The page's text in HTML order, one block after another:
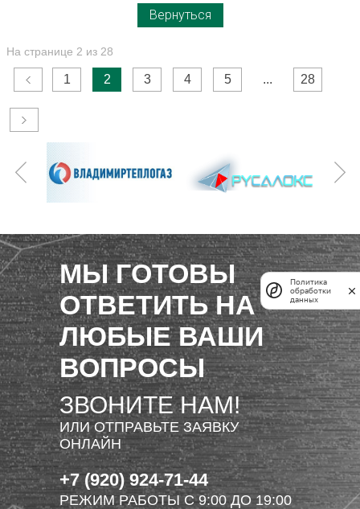
Вернуться
На странице 2 из 28
1 2 3 4 5 ... 28
МЫ ГОТОВЫ
ОТВЕТИТЬ НА
ЛЮБЫЕ ВАШИ
ВОПРОСЫ
ЗВОНИТЕ НАМ!
ИЛИ ОТПРАВЬТЕ ЗАЯВКУ
ОНЛАЙН
+7 (920) 924-71-44
РЕЖИМ РАБОТЫ С 9:00 ДО 19:00
Политика
обработки
данных